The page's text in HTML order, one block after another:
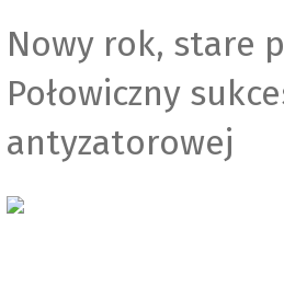
Nowy rok, stare
Połowiczny
antyzatorowej